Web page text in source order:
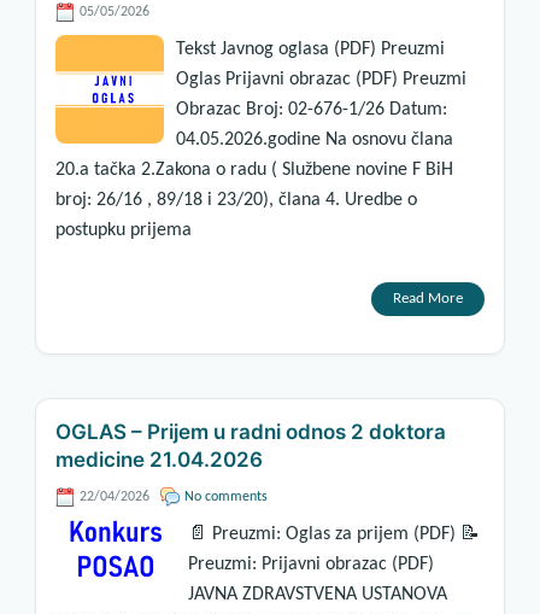
05/05/2026
Tekst Javnog oglasa (PDF) Preuzmi
Oglas Prijavni obrazac (PDF) Preuzmi
Obrazac Broj: 02-676-1/26 Datum:
04.05.2026.godine Na osnovu člana
20.a tačka 2.Zakona o radu ( Službene novine F BiH
broj: 26/16 , 89/18 i 23/20), člana 4. Uredbe o
postupku prijema
Read More
OGLAS – Prijem u radni odnos 2 doktora
medicine 21.04.2026
22/04/2026 No comments
📄 Preuzmi: Oglas za prijem (PDF) 📝
Preuzmi: Prijavni obrazac (PDF)
JAVNA ZDRAVSTVENA USTANOVA